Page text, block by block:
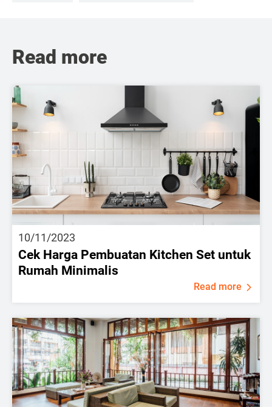
Read more
10/11/2023
Cek Harga Pembuatan Kitchen Set untuk
Rumah Minimalis
Read more